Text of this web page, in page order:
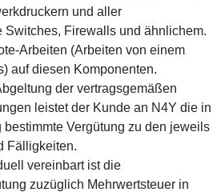
und aller
Switches, Firewalls und ähnlichem.
Arbeiten (Arbeiten von einem
auf diesen Komponenten.
der vertragsgemäßen
leistet der Kunde an N4Y die in
Vergütung zu den jeweils
Fälligkeiten.
vereinbart ist die
zuzüglich Mehrwertsteuer in